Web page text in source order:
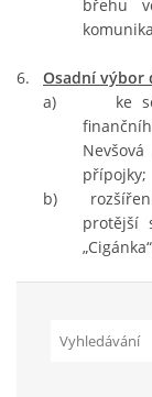
břehu
6.
Osadní výbor
a) ke
přípojky;
b) rozšíření
protější